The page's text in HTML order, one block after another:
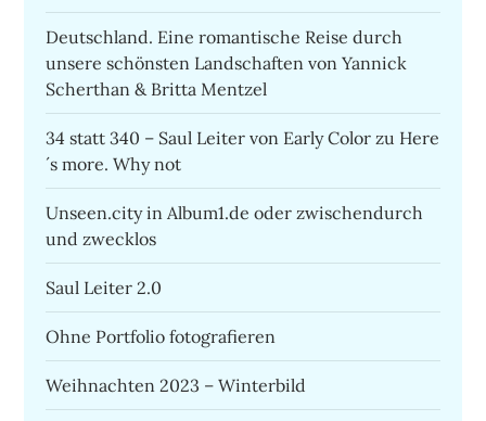
Deutschland. Eine romantische Reise durch
unsere schönsten Landschaften von Yannick
Scherthan & Britta Mentzel
34 statt 340 – Saul Leiter von Early Color zu Here
´s more. Why not
Unseen.city in Album1.de oder zwischendurch
und zwecklos
Saul Leiter 2.0
Ohne Portfolio fotografieren
Weihnachten 2023 – Winterbild